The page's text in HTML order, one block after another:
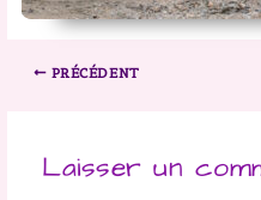
PRÉCÉDENT
Laisser un